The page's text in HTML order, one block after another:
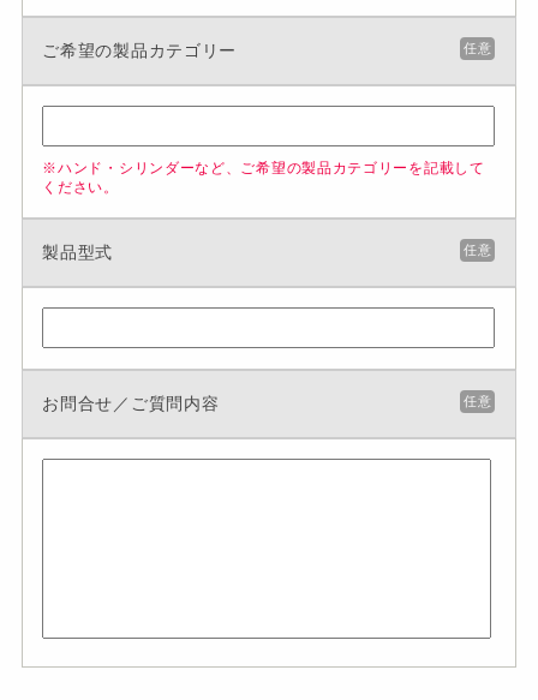
ご希望の製品カテゴリー 任意
※ハンド・シリンダーなど、ご希望の製品カテゴリーを記載して
ください。
製品型式 任意
お問合せ／ご質問内容 任意